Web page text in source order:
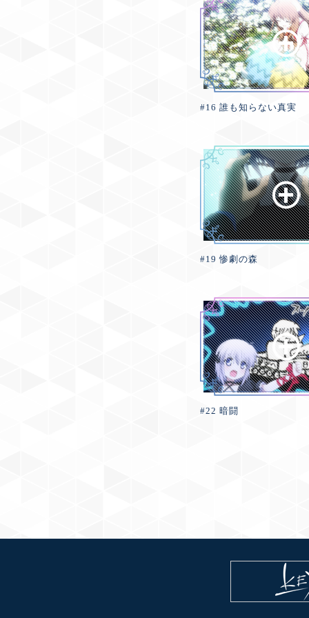
#16 誰も知らない真実
#19 惨劇の森
#22 暗闘